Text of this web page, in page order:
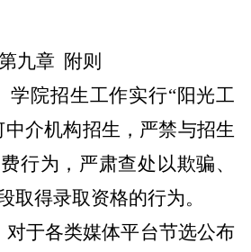
九章 附则
学院招生工作实行“阳光工
介机构招生，严禁与招生
行为，严肃查处以欺骗、
取得录取资格的行为。
对于各类媒体平台节选公布